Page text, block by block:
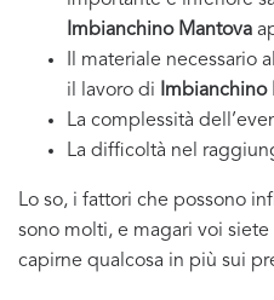
Imbianchino Mantova
Il materiale necessario
il lavoro di
Imbianchino
La complessità
La difficoltà nel
Lo so, i fattori che possono
sono molti, e magari voi
capirne qualcosa in più sui